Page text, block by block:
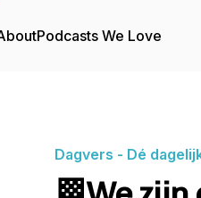
Podcasts We Love
Dagvers - Dé